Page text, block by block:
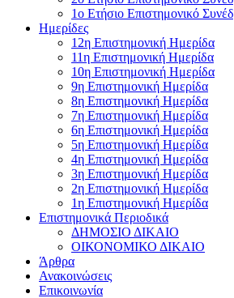
1ο Ετήσιο Επιστημονικό
Ημερίδες
12η Επιστημονική Ημερίδα
11η Επιστημονική Ημερίδα
10η Επιστημονική Ημερίδα
9η Επιστημονική Ημερίδα
8η Επιστημονική Ημερίδα
7η Επιστημονική Ημερίδα
6η Επιστημονική Ημερίδα
5η Επιστημονική Ημερίδα
4η Επιστημονική Ημερίδα
3η Επιστημονική Ημερίδα
2η Επιστημονική Ημερίδα
1η Επιστημονική Ημερίδα
Επιστημονικά Περιοδικά
ΔΗΜΟΣΙΟ ΔΙΚΑΙΟ
ΟΙΚΟΝΟΜΙΚΟ ΔΙΚΑΙΟ
Άρθρα
Ανακοινώσεις
Επικοινωνία